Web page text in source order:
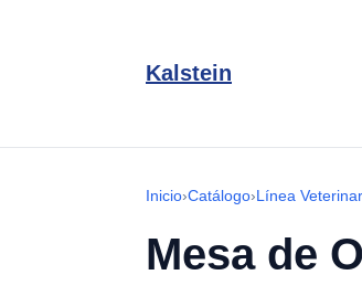
Kalstein
Inicio›Catálogo›Línea
Mesa de